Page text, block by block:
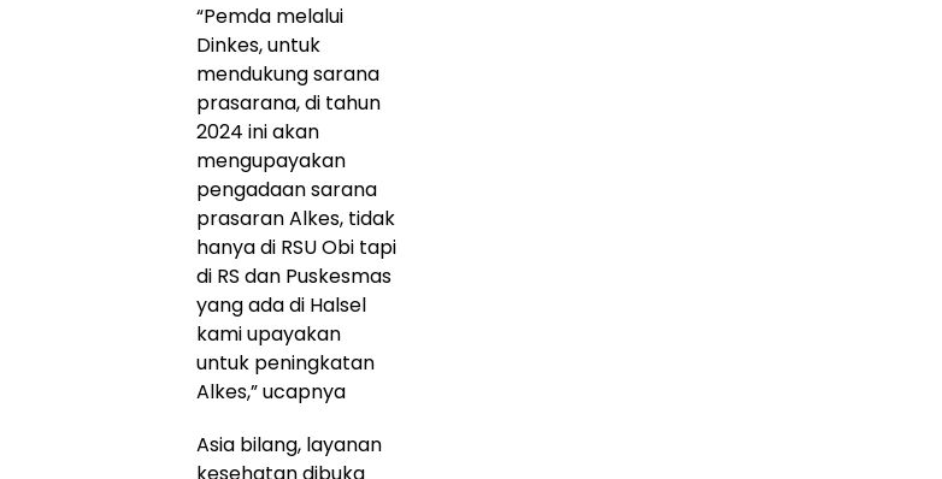
“Pemda melalui
Dinkes, untuk
mendukung sarana
prasarana, di tahun
2024 ini akan
mengupayakan
pengadaan sarana
prasaran Alkes, tidak
hanya di RSU Obi tapi
di RS dan Puskesmas
yang ada di Halsel
kami upayakan
untuk peningkatan
Alkes,” ucapnya
Asia bilang, layanan
kesehatan dibuka